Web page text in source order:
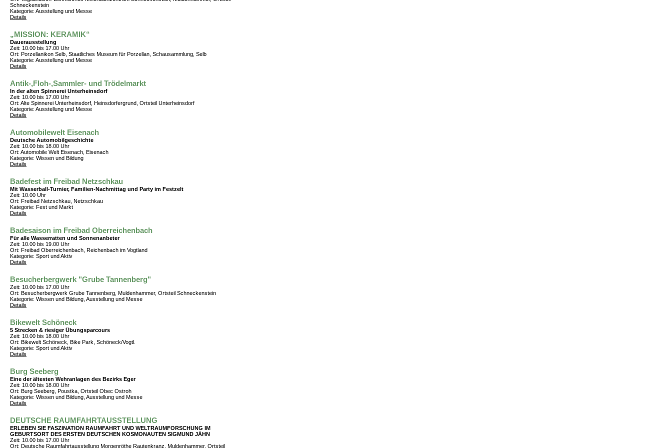
Schneckenstein
Kategorie: Ausstellung und Messe
Details
„MISSION: KERAMIK“
Dauerausstellung
Zeit: 10.00 bis 17.00 Uhr
Ort: Porzellanikon Selb, Staatliches Museum für Porzellan, Schausammlung, Selb
Kategorie: Ausstellung und Messe
Details
Antik-,Floh-,Sammler- und Trödelmarkt
In der alten Spinnerei Unterheinsdorf
Zeit: 10.00 bis 17.00 Uhr
Ort: Alte Spinnerei Unterheinsdorf, Heinsdorfergrund, Ortsteil Unterheinsdorf
Kategorie: Ausstellung und Messe
Details
Automobilewelt Eisenach
Deutsche Automobilgeschichte
Zeit: 10.00 bis 18.00 Uhr
Ort: Automobile Welt Eisenach, Eisenach
Kategorie: Wissen und Bildung
Details
Badefest im Freibad Netzschkau
Mit Wasserball-Turnier, Familien-Nachmittag und Party im Festzelt
Zeit: 10.00 Uhr
Ort: Freibad Netzschkau, Netzschkau
Kategorie: Fest und Markt
Details
Badesaison im Freibad Oberreichenbach
Für alle Wasserratten und Sonnenanbeter
Zeit: 10.00 bis 19.00 Uhr
Ort: Freibad Oberreichenbach, Reichenbach im Vogtland
Kategorie: Sport und Aktiv
Details
Besucherbergwerk "Grube Tannenberg"
Zeit: 10.00 bis 17.00 Uhr
Ort: Besucherbergwerk Grube Tannenberg, Muldenhammer, Ortsteil Schneckenstein
Kategorie: Wissen und Bildung, Ausstellung und Messe
Details
Bikewelt Schöneck
5 Strecken & riesiger Übungsparcours
Zeit: 10.00 bis 18.00 Uhr
Ort: Bikewelt Schöneck, Bike Park, Schöneck/Vogtl.
Kategorie: Sport und Aktiv
Details
Burg Seeberg
Eine der ältesten Wehranlagen des Bezirks Eger
Zeit: 10.00 bis 18.00 Uhr
Ort: Burg Seeberg, Poustka, Ortsteil Obec Ostroh
Kategorie: Wissen und Bildung, Ausstellung und Messe
Details
DEUTSCHE RAUMFAHRTAUSSTELLUNG
ERLEBEN SIE FASZINATION RAUMFAHRT UND WELTRAUMFORSCHUNG IM
GEBURTSORT DES ERSTEN DEUTSCHEN KOSMONAUTEN SIGMUND JÄHN
Zeit: 10.00 bis 17.00 Uhr
Ort: Deutsche Raumfahrtausstellung Morgenröthe Rautenkranz, Muldenhammer, Ortsteil